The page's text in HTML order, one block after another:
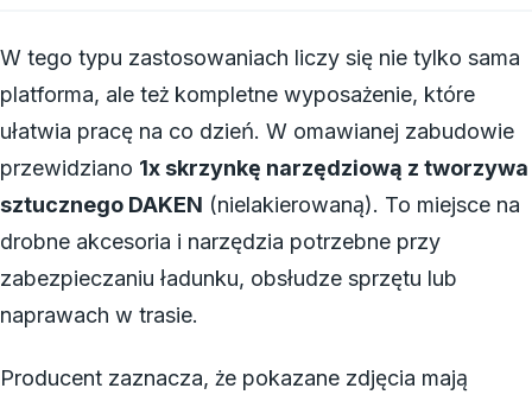
W tego typu zastosowaniach liczy się nie tylko sama
platforma, ale też kompletne wyposażenie, które
ułatwia pracę na co dzień. W omawianej zabudowie
przewidziano 1x skrzynkę narzędziową z tworzywa
sztucznego DAKEN (nielakierowaną). To miejsce na
drobne akcesoria i narzędzia potrzebne przy
zabezpieczaniu ładunku, obsłudze sprzętu lub
naprawach w trasie.
Producent zaznacza, że pokazane zdjęcia mają